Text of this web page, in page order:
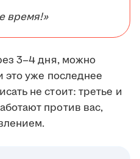
время!»
3–4 дня, можно
это уже последнее
не стоит: третье и
против вас,